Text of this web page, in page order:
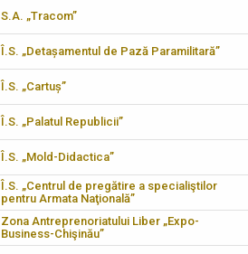
S.A. „Tracom”
Î.S. „Detașamentul de Pază Paramilitară”
Î.S. „Cartuș”
Î.S. „Palatul Republicii”
Î.S. „Mold-Didactica”
Î.S. „Centrul de pregătire a specialiştilor
pentru Armata Naţională”
Zona Antreprenoriatului Liber „Expo-
Business-Chişinău”